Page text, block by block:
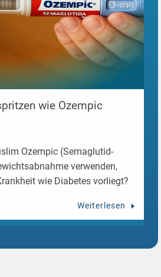
wie Ozempic
Ozempic (Semaglutid-
verwenden,
wie Diabetes vorliegt?
Weiterlesen